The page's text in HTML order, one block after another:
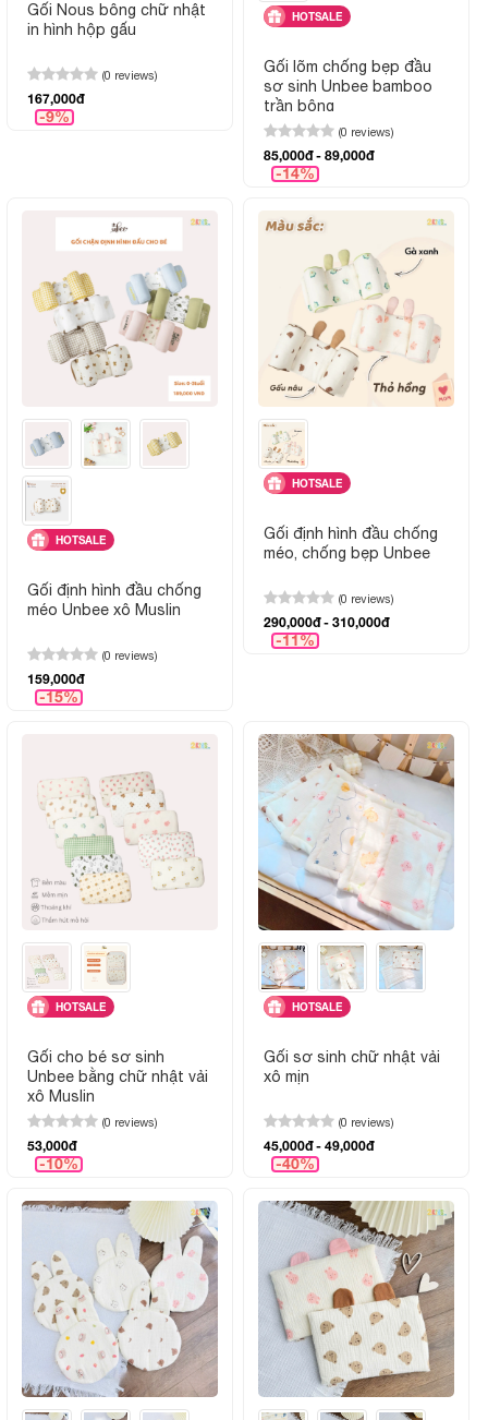
Gối Nous bông chữ nhật
in hình hộp gấu
(0 reviews)
167,000đ
-9%
HOTSALE
Gối lõm chống bẹp đầu
sơ sinh Unbee bamboo
trần bông
(0 reviews)
85,000đ - 89,000đ
-14%
HOTSALE
Gối định hình đầu chống
méo Unbee xô Muslin
(0 reviews)
159,000đ
-15%
HOTSALE
Gối định hình đầu chống
méo, chống bẹp Unbee
(0 reviews)
290,000đ - 310,000đ
-11%
HOTSALE
Gối cho bé sơ sinh
Unbee bằng chữ nhật vải
xô Muslin
(0 reviews)
53,000đ
-10%
HOTSALE
Gối sơ sinh chữ nhật vải
xô mịn
(0 reviews)
45,000đ - 49,000đ
-40%